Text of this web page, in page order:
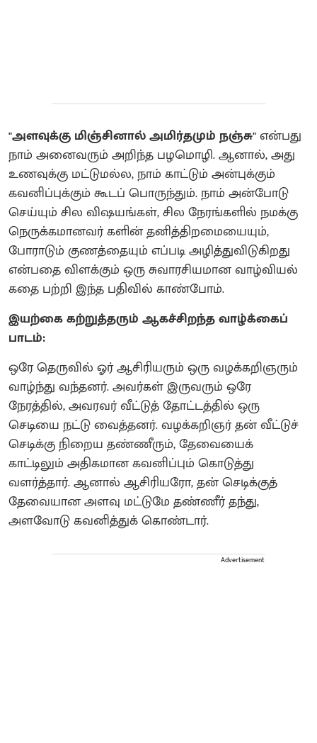
"அளவுக்கு மிஞ்சினால் அமிர்தமும் நஞ்சு"என்பது
நாம் அனைவரும் அறிந்த பழமொழி. ஆனால், அது
உணவுக்கு மட்டுமல்ல, நாம் காட்டும் அன்புக்கும்
கவனிப்புக்கும் கூடப் பொருந்தும். நாம் அன்போடு
செய்யும் சில விஷயங்கள், சில நேரங்களில் நமக்கு
நெருக்கமானவர் களின் தனித்திறமையையும்,
போராடும் குணத்தையும் எப்படி அழித்துவிடுகிறது
என்பதை விளக்கும் ஒரு சுவாரசியமான வாழ்வியல்
கதை பற்றி இந்த பதிவில் காண்போம்.
இயற்கை கற்றுத்தரும் ஆகச்சிறந்த வாழ்க்கைப்
பாடம்:
ஒரே தெருவில் ஓர் ஆசிரியரும் ஒரு வழக்கறிஞரும்
வாழ்ந்து வந்தனர். அவர்கள் இருவரும் ஒரே
நேரத்தில், அவரவர் வீட்டுத் தோட்டத்தில் ஒரு
செடியை நட்டு வைத்தனர். வழக்கறிஞர் தன் வீட்டுச்
செடிக்கு நிறைய தண்ணீரும், தேவையைக்
காட்டிலும் அதிகமான கவனிப்பும் கொடுத்து
வளர்த்தார். ஆனால் ஆசிரியரோ, தன் செடிக்குத்
தேவையான அளவு மட்டுமே தண்ணீர் தந்து,
அளவோடு கவனித்துக் கொண்டார்.
Advertisement